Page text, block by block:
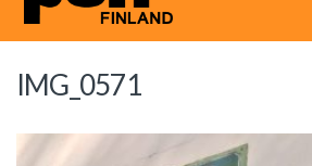
IMG_0571